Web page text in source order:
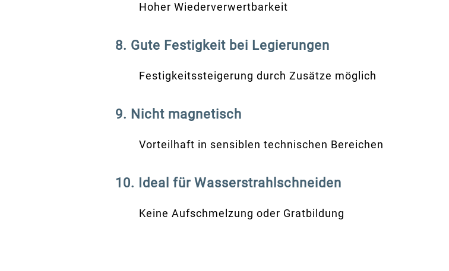
Hoher Wiederverwertbarkeit
8. Gute Festigkeit bei Legierungen
Festigkeitssteigerung durch Zusätze möglich
9. Nicht magnetisch
Vorteilhaft in sensiblen technischen Bereichen
10. Ideal für Wasserstrahlschneiden
Keine Aufschmelzung oder Gratbildung